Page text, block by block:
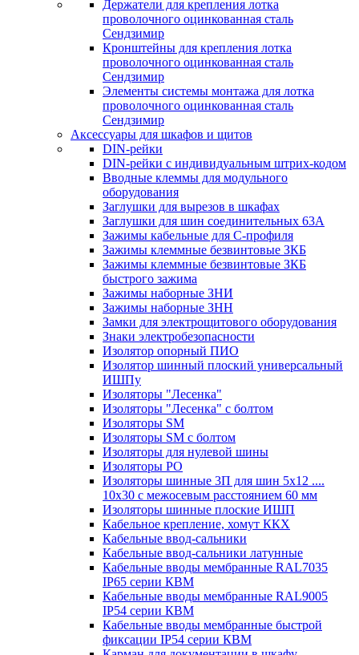
Держатели для крепления лотка
проволочного оцинкованная сталь
Сендзимир
Кронштейны для крепления лотка
проволочного оцинкованная сталь
Сендзимир
Элементы системы монтажа для лотка
проволочного оцинкованная сталь
Сендзимир
Аксессуары для шкафов и щитов
DIN-рейки
DIN-рейки с индивидуальным штрих-кодом
Вводные клеммы для модульного
оборудования
Заглушки для вырезов в шкафах
Заглушки для шин соединительных 63А
Зажимы кабельные для С-профиля
Зажимы клеммные безвинтовые ЗКБ
Зажимы клеммные безвинтовые ЗКБ
быстрого зажима
Зажимы наборные ЗНИ
Зажимы наборные ЗНН
Замки для электрощитового оборудования
Знаки электробезопасности
Изолятор опорный ПИО
Изолятор шинный плоский универсальный
ИШПу
Изоляторы "Лесенка"
Изоляторы "Лесенка" с болтом
Изоляторы SM
Изоляторы SM c болтом
Изоляторы для нулевой шины
Изоляторы РО
Изоляторы шинные 3П для шин 5х12 ....
10х30 с межосевым расстоянием 60 мм
Изоляторы шинные плоские ИШП
Кабельное крепление, хомут ККХ
Кабельные ввод-сальники
Кабельные ввод-сальники латунные
Кабельные вводы мембранные RAL7035
IP65 серии КВМ
Кабельные вводы мембранные RAL9005
IP54 серии КВМ
Кабельные вводы мембранные быстрой
фиксации IP54 серии КВМ